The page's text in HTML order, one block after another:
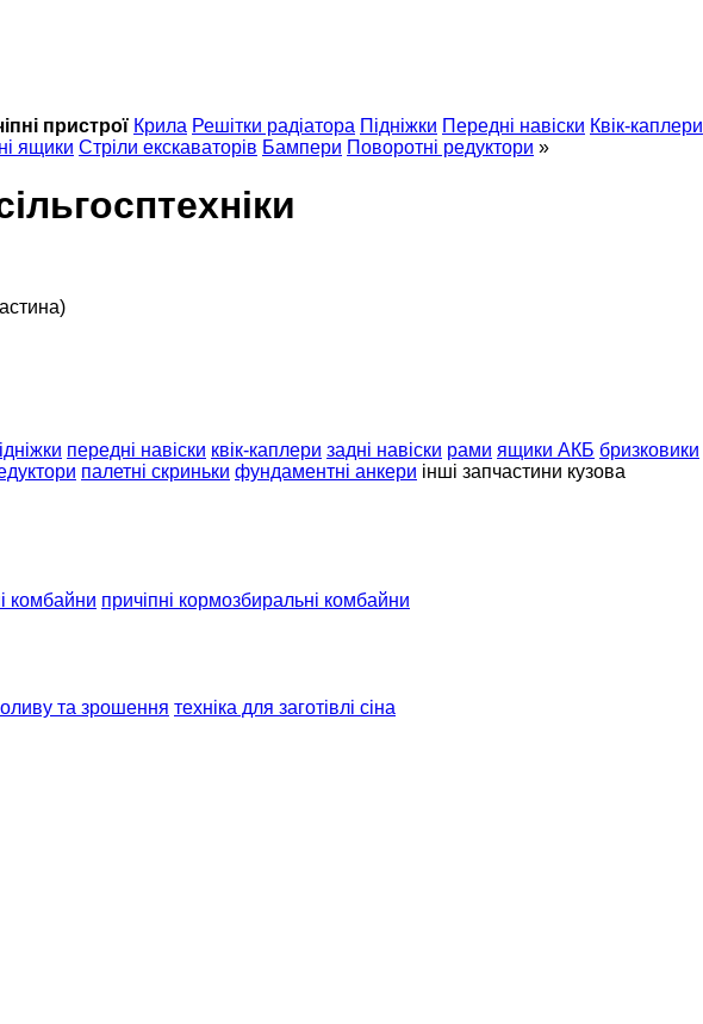
пристрої Крила Решітки радіатора Підніжки Передні навіски Квік-каплери
ящики Стріли екскаваторів Бампери Поворотні редуктори »
передні навіски квік-каплери задні навіски рами ящики АКБ бризковики
палетні скриньки фундаментні анкери інші запчастини кузова
комбайни причіпні кормозбиральні комбайни
та зрошення техніка для заготівлі сіна